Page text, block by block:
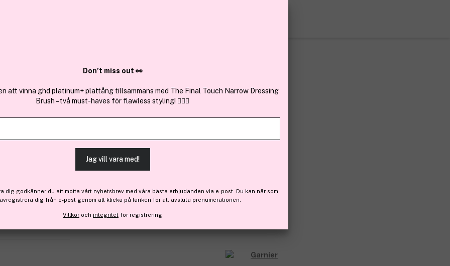
Serum In
Don’t miss out 👀
att vinna ghd platinum+ plattång tillsammans med The Final Touch Narrow Dressing
Brush – två must-haves för flawless styling! 💇‍♀️✨
Jag vill vara med!
dig godkänner du att motta vårt nyhetsbrev med våra bästa erbjudanden via e-post. Du kan när som
dig från e-post genom att klicka på länken för att avsluta prenumerationen.
Villkor och integritet för registrering